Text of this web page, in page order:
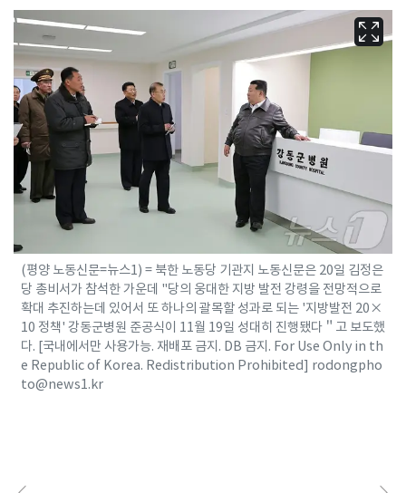
(평양 노동신문=뉴스1) = 북한 노동당 기관지 노동신문은 20일 김정은
당 총비서가 참석한 가운데 "당의 웅대한 지방 발전 강령을 전망적으로
확대 추진하는데 있어서 또 하나의 괄목할 성과로 되는 '지방발전 20×
10 정책' 강동군병원 준공식이 11월 19일 성대히 진행됐다＂고 보도했
다. [국내에서만 사용가능. 재배포 금지. DB 금지. For Use Only in th
e Republic of Korea. Redistribution Prohibited] rodongpho
to@news1.kr